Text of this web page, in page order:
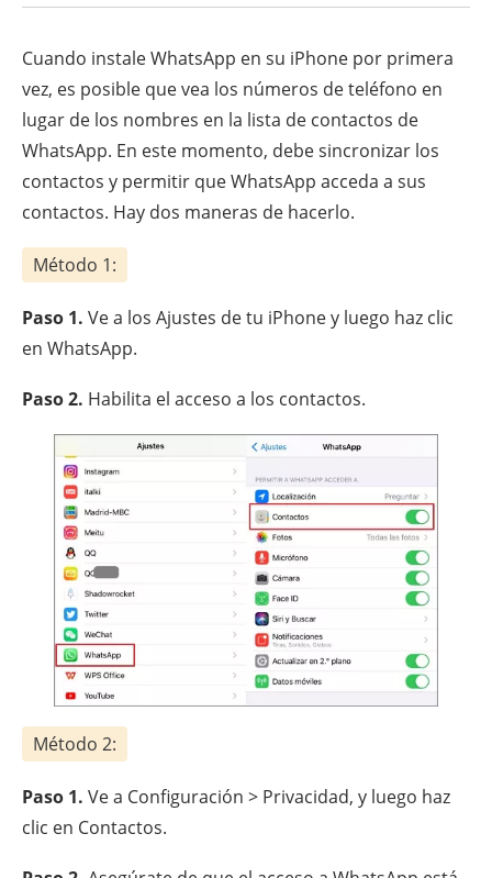
Cuando instale WhatsApp en su iPhone por primera
vez, es posible que vea los números de teléfono en
lugar de los nombres en la lista de contactos de
WhatsApp. En este momento, debe sincronizar los
contactos y permitir que WhatsApp acceda a sus
contactos. Hay dos maneras de hacerlo.
Método 1:
Paso 1. Ve a los Ajustes de tu iPhone y luego haz clic
en WhatsApp.
Paso 2. Habilita el acceso a los contactos.
Método 2:
Paso 1. Ve a Configuración > Privacidad, y luego haz
clic en Contactos.